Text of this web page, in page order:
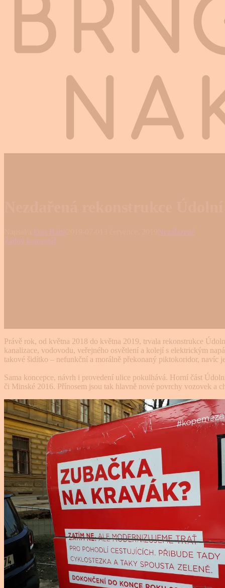
Dan Bárta
Nezařazené
Žádný komentář
Právě rok, od května 2018 do května 2019, trvala rekonstrukce
kanalizace, vodovodu, veřejného osvětlení a kolejí s elektrickým
takové šidítko – nefunkční a morálně překonaný piktokoridor, navíc
Sama koncepce, návrh i provedení ulice pokulhává. Horní část
či Minské 2016. Přínosem jsou tak hlavně nové povrchy vozovek a